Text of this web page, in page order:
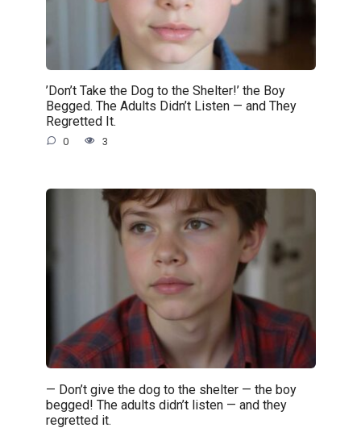
’Don’t Take the Dog to the Shelter!’ the Boy
Begged. The Adults Didn’t Listen — and They
Regretted It.
0 3
— Don’t give the dog to the shelter — the boy
begged! The adults didn’t listen — and they
regretted it.